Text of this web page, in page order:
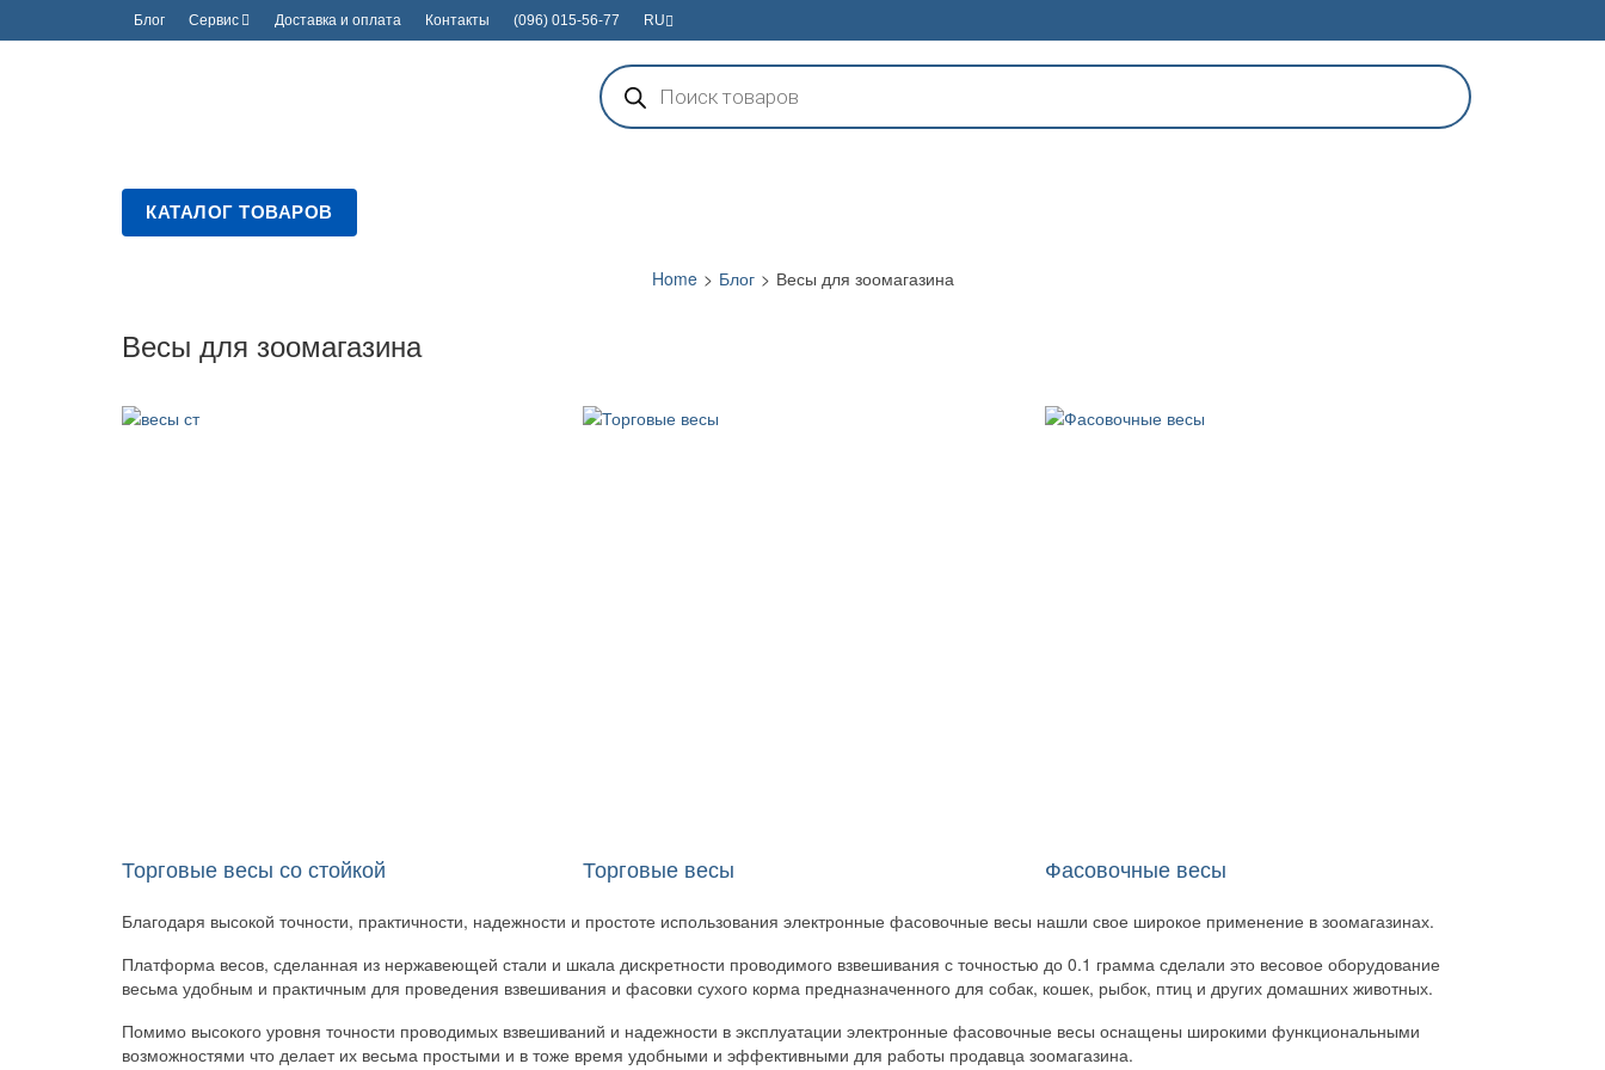
Блог Сервис Доставка и оплата Контакты (096) 015-56-77 RU
Поиск
товаров
КАТАЛОГ ТОВАРОВ
Home > Блог > Весы для зоомагазина
Весы для зоомагазина
Торговые весы со стойкой Торговые весы Фасовочные весы
Благодаря высокой точности, практичности, надежности и простоте использования электронные фасовочные весы нашли свое широкое применение в зоомагазинах.
Платформа весов, сделанная из нержавеющей стали и шкала дискретности проводимого взвешивания с точностью до 0.1 грамма сделали это весовое оборудование
весьма удобным и практичным для проведения взвешивания и фасовки сухого корма предназначенного для собак, кошек, рыбок, птиц и других домашних животных.
Помимо высокого уровня точности проводимых взвешиваний и надежности в эксплуатации электронные фасовочные весы оснащены широкими функциональными
возможностями что делает их весьма простыми и в тоже время удобными и эффективными для работы продавца зоомагазина.